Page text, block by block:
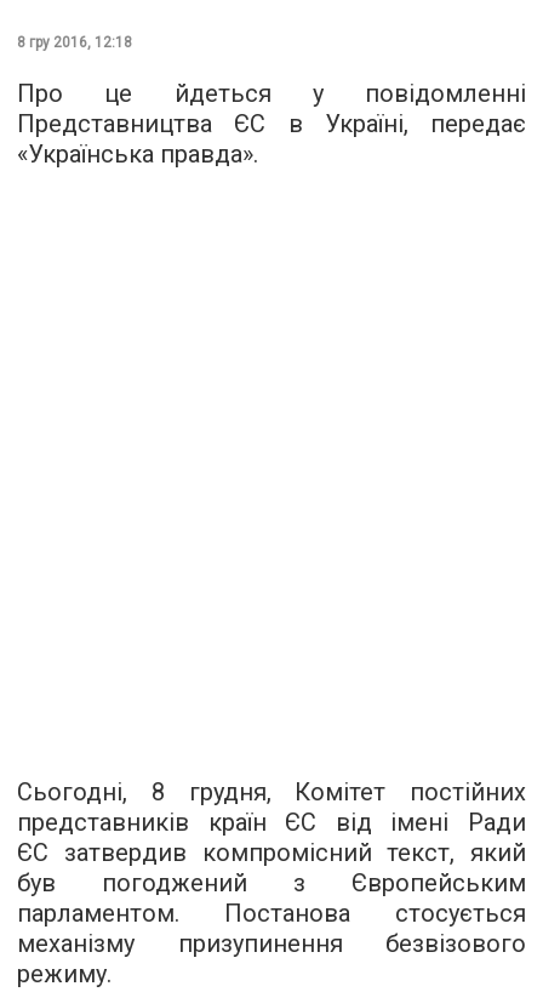
8 гру 2016, 12:18
Про це йдеться у повідомленні
Представництва ЄС в Україні, передає
«Українська правда».
Сьогодні, 8 грудня, Комітет постійних
представників країн ЄС від імені Ради
ЄС затвердив компромісний текст, який
був погоджений з Європейським
парламентом. Постанова стосується
механізму призупинення безвізового
режиму.